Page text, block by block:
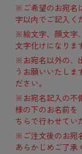
※ご希望のお宛名
字以内でご記入く
※絵文字、顔文字
文字化けになりま
※お宛名以外の、
うお願いいたしま
ださい。
※お宛名記入の不
様の下のお名前を
ちらで行わせてい
※ご注文後のお宛
あらかじめご了承